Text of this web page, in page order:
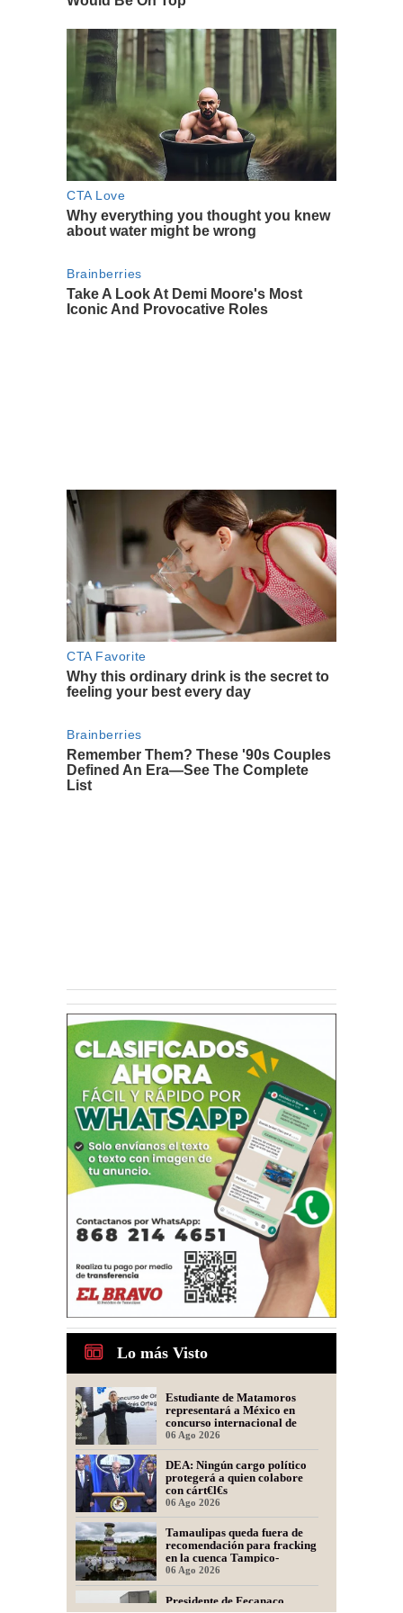
Lo más Visto
Estudiante de Matamoros
representará a México en
concurso internacional de
oratoria en Perú
06 Ago 2026
DEA: Ningún cargo político
protegerá a quien colabore
con cárt€l€s
06 Ago 2026
Tamaulipas queda fuera de
recomendación para fracking
en la cuenca Tampico-
Misantla, informa comité
científico
06 Ago 2026
Presidente de Fecanaco